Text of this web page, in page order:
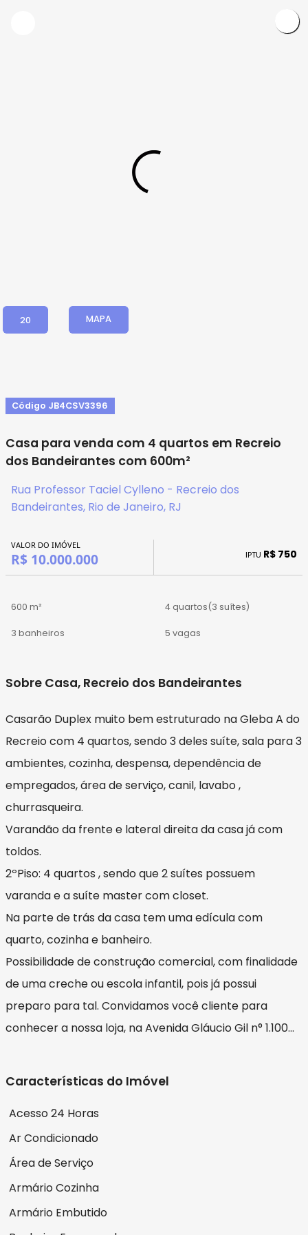
20 MAPA
Código JB4CSV3396
Casa para venda com 4 quartos em Recreio
dos Bandeirantes com 600m²
Rua Professor Taciel Cylleno - Recreio dos
Bandeirantes, Rio de Janeiro, RJ
VALOR DO IMÓVEL
R$ 10.000.000 IPTU R$ 750
600 m² 4 quartos(3 suítes)
3 banheiros 5 vagas
Sobre Casa, Recreio dos Bandeirantes
Casarão Duplex muito bem estruturado na Gleba A do
Recreio com 4 quartos, sendo 3 deles suíte, sala para 3
ambientes, cozinha, despensa, dependência de
empregados, área de serviço, canil, lavabo ,
churrasqueira.
Varandão da frente e lateral direita da casa já com
toldos.
2ºPiso: 4 quartos , sendo que 2 suítes possuem
varanda e a suíte master com closet.
Na parte de trás da casa tem uma edícula com
quarto, cozinha e banheiro.
Possibilidade de construção comercial, com finalidade
de uma creche ou escola infantil, pois já possui
preparo para tal. Convidamos você cliente para
conhecer a nossa loja, na Avenida Gláucio Gil n° 1.100...
Características do Imóvel
Acesso 24 Horas
Ar Condicionado
Área de Serviço
Armário Cozinha
Armário Embutido